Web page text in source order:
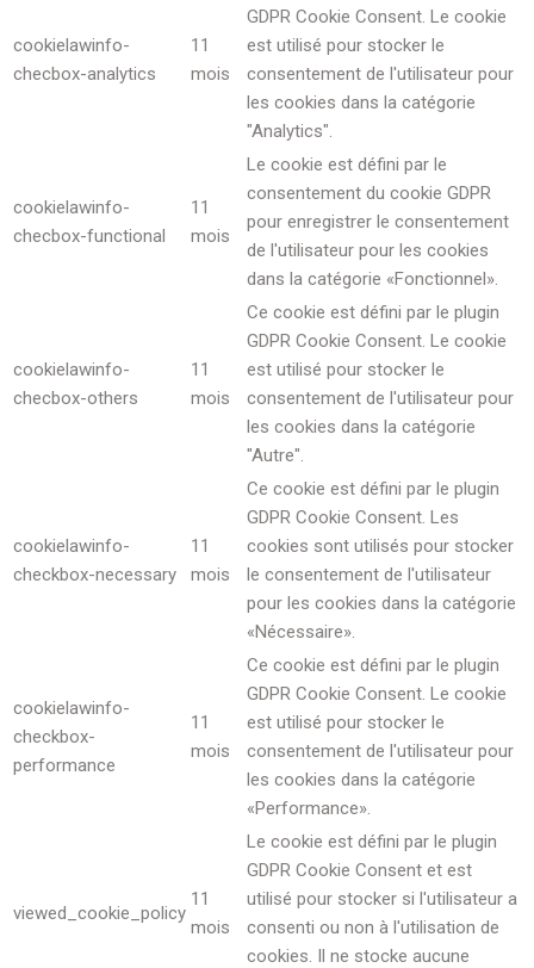
cookielawinfo-
checbox-analytics
11
mois
GDPR Cookie Consent. Le cookie
est utilisé pour stocker le
consentement de l'utilisateur pour
les cookies dans la catégorie
"Analytics".
cookielawinfo-
checbox-functional
11
mois
Le cookie est défini par le
consentement du cookie GDPR
pour enregistrer le consentement
de l'utilisateur pour les cookies
dans la catégorie «Fonctionnel».
cookielawinfo-
checbox-others
11
mois
Ce cookie est défini par le plugin
GDPR Cookie Consent. Le cookie
est utilisé pour stocker le
consentement de l'utilisateur pour
les cookies dans la catégorie
"Autre".
cookielawinfo-
checkbox-necessary
11
mois
Ce cookie est défini par le plugin
GDPR Cookie Consent. Les
cookies sont utilisés pour stocker
le consentement de l'utilisateur
pour les cookies dans la catégorie
«Nécessaire».
cookielawinfo-
checkbox-
performance
11
mois
Ce cookie est défini par le plugin
GDPR Cookie Consent. Le cookie
est utilisé pour stocker le
consentement de l'utilisateur pour
les cookies dans la catégorie
«Performance».
viewed_cookie_policy
11
mois
Le cookie est défini par le plugin
GDPR Cookie Consent et est
utilisé pour stocker si l'utilisateur a
consenti ou non à l'utilisation de
cookies. Il ne stocke aucune